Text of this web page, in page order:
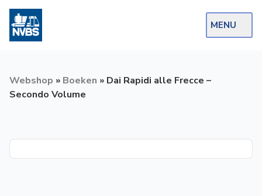
MENU
Op de Rails
Afdelingen
Webshop » Boeken » Dai Rapidi alle Frecce –
Secondo Volume